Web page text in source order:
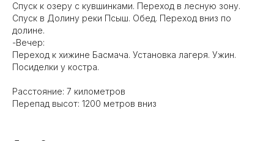
Спуск к озеру с кувшинками. Переход в лесную зону.
Спуск в Долину реки Псыш. Обед. Переход вниз по
долине.
-Вечер:
Переход к хижине Басмача. Установка лагеря. Ужин.
Посиделки у костра.
Расстояние: 7 километров
Перепад высот: 1200 метров вниз